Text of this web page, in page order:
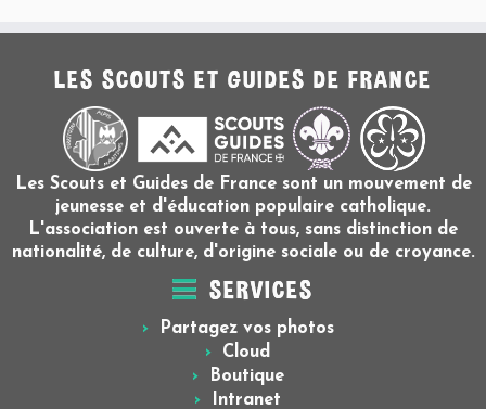
LES SCOUTS ET GUIDES DE FRANCE
Les Scouts et Guides de France sont un mouvement de
jeunesse et d'éducation populaire catholique.
L'association est ouverte à tous, sans distinction de
nationalité, de culture, d'origine sociale ou de croyance.
SERVICES
Partagez vos photos
Cloud
Boutique
Intranet